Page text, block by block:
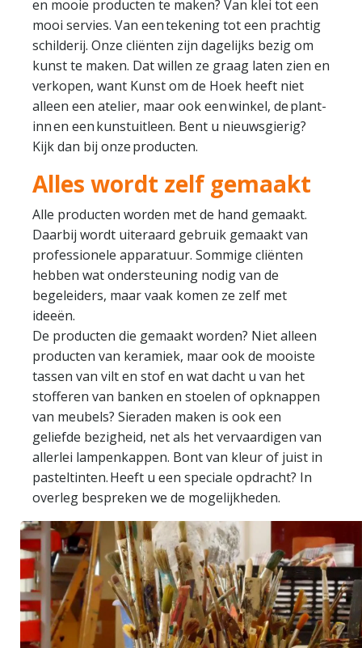
en mooie producten te maken? Van klei tot een
mooi servies. Van een tekening tot een prachtig
schilderij. Onze cliënten zijn dagelijks bezig om
kunst te maken. Dat willen ze graag laten zien en
verkopen, want Kunst om de Hoek heeft niet
alleen een atelier, maar ook een winkel, de plant-
inn en een kunstuitleen. Bent u nieuwsgierig?
Kijk dan bij onze producten.
Alles wordt zelf gemaakt
Alle producten worden met de hand gemaakt.
Daarbij wordt uiteraard gebruik gemaakt van
professionele apparatuur. Sommige cliënten
hebben wat ondersteuning nodig van de
begeleiders, maar vaak komen ze zelf met
ideeën.
De producten die gemaakt worden? Niet alleen
producten van keramiek, maar ook de mooiste
tassen van vilt en stof en wat dacht u van het
stofferen van banken en stoelen of opknappen
van meubels? Sieraden maken is ook een
geliefde bezigheid, net als het vervaardigen van
allerlei lampenkappen. Bont van kleur of juist in
pasteltinten. Heeft u een speciale opdracht? In
overleg bespreken we de mogelijkheden.